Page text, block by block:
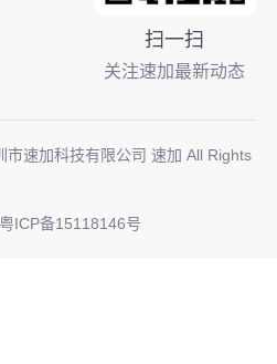
扫一扫
关注速加最新动态
市速加科技有限公司 速加 All Rights
粤ICP备15118146号